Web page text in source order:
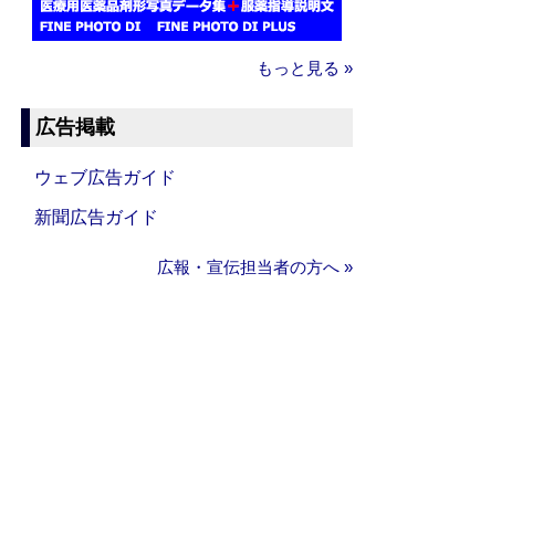
もっと見る »
広告掲載
ウェブ広告ガイド
新聞広告ガイド
広報・宣伝担当者の方へ »